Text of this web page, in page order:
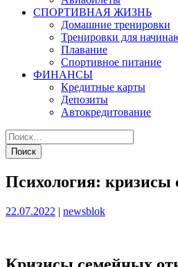
СПОРТИВНАЯ ЖИЗНЬ
Домашние тренировки
Тренировки для
Плавание
Спортивное питание
ФИНАНСЫ
Кредитные карты
Депозиты
Автокредитование
Психология: кризисы
Опубликовано
22.07.2022 | Опубликовано
newsblok